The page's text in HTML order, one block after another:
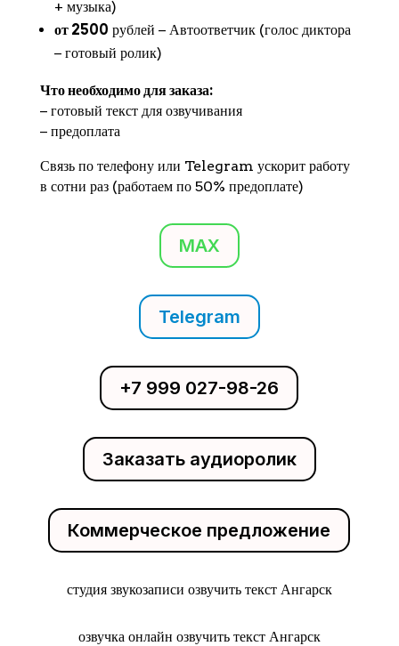
+ музыка)
от 2500 рублей − Автоответчик (голос диктора
− готовый ролик)
Что необходимо для заказа:
− готовый текст для озвучивания
− предоплата
Связь по телефону или Telegram ускорит работу
в сотни раз (работаем по 50% предоплате)
MAX
Telegram
+7 999 027-98-26
Заказать аудиоролик
Коммерческое предложение
студия звукозаписи озвучить текст Ангарск
озвучка онлайн озвучить текст Ангарск